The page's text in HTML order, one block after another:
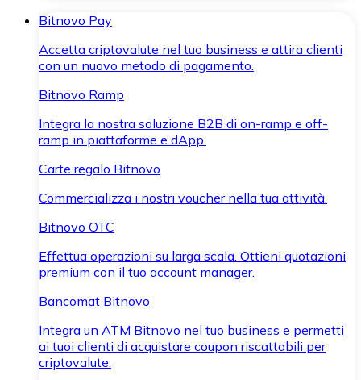
Bitnovo Pay
Accetta criptovalute nel tuo business e attira clienti
con un nuovo metodo di pagamento.
Bitnovo Ramp
Integra la nostra soluzione B2B di on-ramp e off-
ramp in piattaforme e dApp.
Carte regalo Bitnovo
Commercializza i nostri voucher nella tua attività.
Bitnovo OTC
Effettua operazioni su larga scala. Ottieni quotazioni
premium con il tuo account manager.
Bancomat Bitnovo
Integra un ATM Bitnovo nel tuo business e permetti
ai tuoi clienti di acquistare coupon riscattabili per
criptovalute.